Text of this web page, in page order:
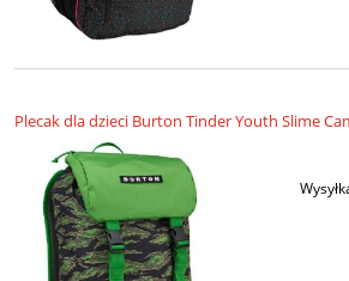
Plecak dla dzieci Burton Tinder Youth Slime